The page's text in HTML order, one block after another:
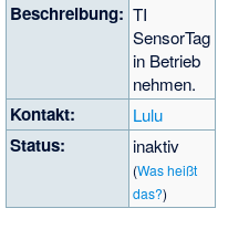
Beschreibung: TI
SensorTag
in Betrieb
nehmen.
Kontakt: Lulu
Status: inaktiv
(Was heißt
das?)